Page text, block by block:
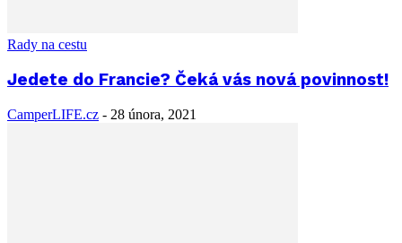
Rady na cestu
Jedete do Francie? Čeká vás nová povinnost!
CamperLIFE.cz - 28 února, 2021